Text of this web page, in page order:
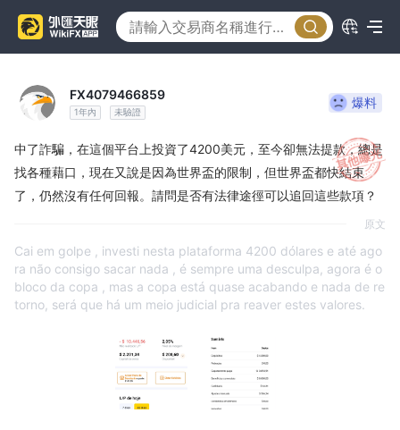
FX4079466859
1年內 未驗證
爆料
中了詐騙，在這個平台上投資了4200美元，至今卻無法提款，總是
找各種藉口，現在又說是因為世界盃的限制，但世界盃都快結束
了，仍然沒有任何回報。請問是否有法律途徑可以追回這些款項？
原文
Cai em golpe , investi nesta plataforma 4200 dólares e até ago
ra não consigo sacar nada , é sempre uma desculpa, agora é o
bloco da copa , mas a copa está quase acabando e nada de re
torno, será que há um meio judicial pra reaver estes valores.